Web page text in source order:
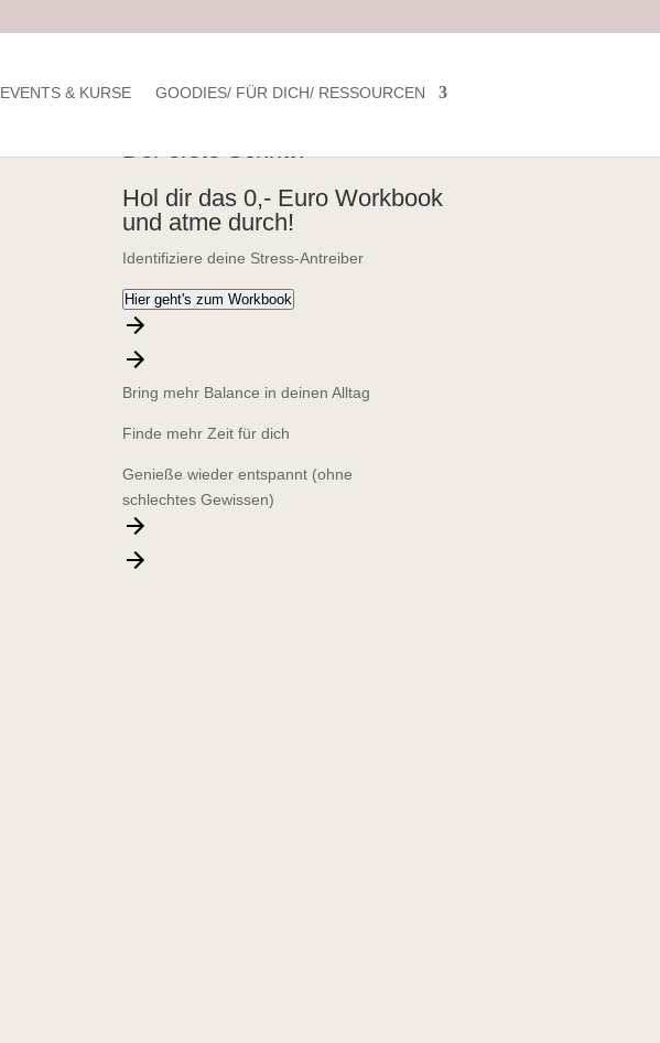
EVENTS & KURSE GOODIES/ FÜR DICH/ RESSOURCEN
Vom Stress-Chaos
Der erste Schritt?
Hol dir das 0,- Euro Workbook
und atme durch!
Identifiziere deine Stress-Antreiber
Hier geht's zum Workbook
Bring mehr Balance in deinen Alltag
Finde mehr Zeit für dich
Genieße wieder entspannt (ohne
schlechtes Gewissen)